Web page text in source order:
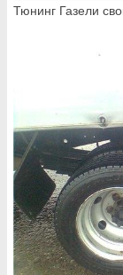
Тюнинг Газели